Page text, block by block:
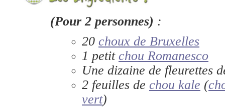
(Pour 2 personnes) :
20 choux de Bruxelles
1 petit chou Romanesco
Une dizaine de fleurettes
2 feuilles de chou kale (
vert)